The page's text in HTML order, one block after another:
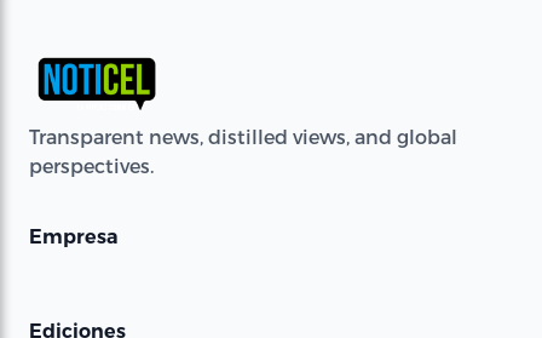
Transparent news, distilled views, and global
perspectives.
Empresa
Ediciones